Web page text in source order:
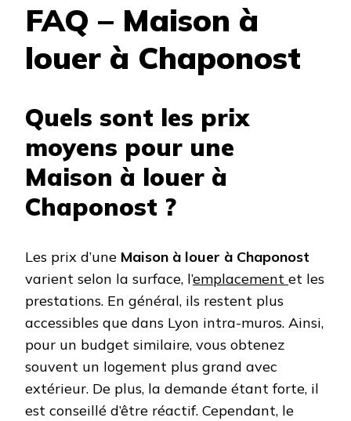
FAQ – Maison à
louer à Chaponost
Quels sont les prix
moyens pour une
Maison à louer à
Chaponost ?
Les prix d’une Maison à louer à Chaponost
varient selon la surface, l’emplacement et les
prestations. En général, ils restent plus
accessibles que dans Lyon intra-muros. Ainsi,
pour un budget similaire, vous obtenez
souvent un logement plus grand avec
extérieur. De plus, la demande étant forte, il
est conseillé d’être réactif. Cependant, le